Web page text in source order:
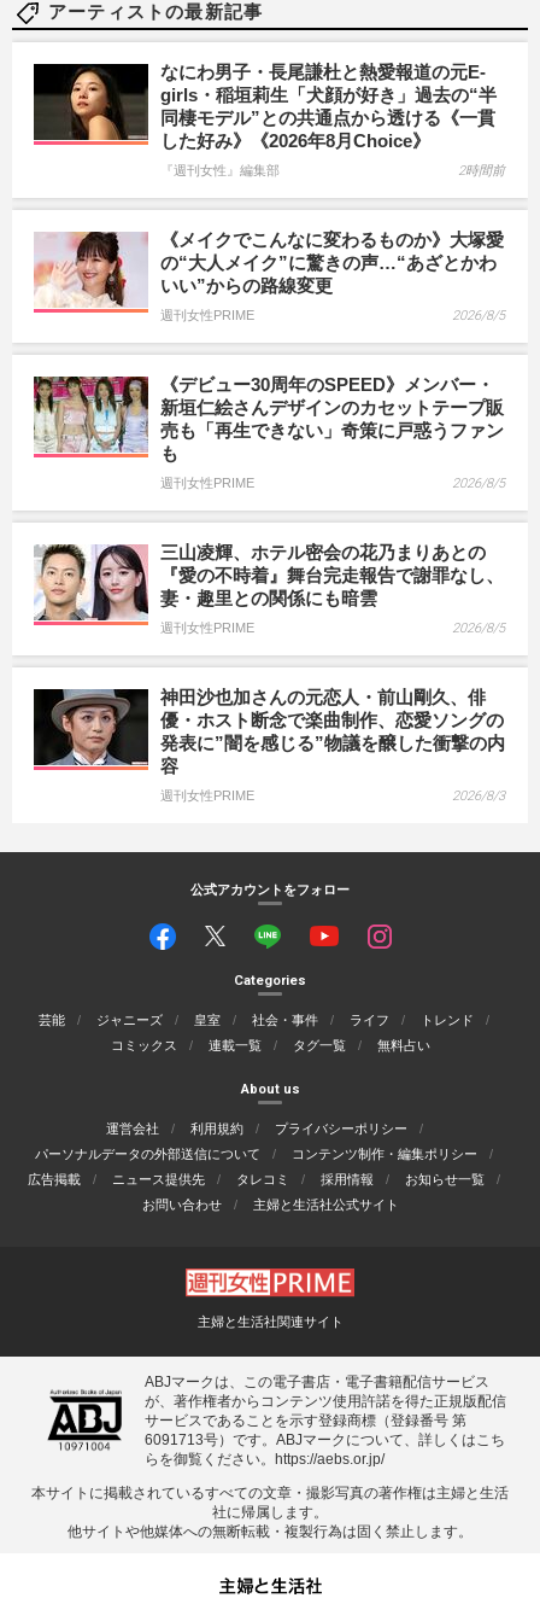
アーティストの最新記事
なにわ男子・長尾謙杜と熱愛報道の元E-
girls・稲垣莉生「犬顔が好き」過去の“半
同棲モデル”との共通点から透ける《一貫
した好み》《2026年8月Choice》
『週刊女性』編集部 2時間前
《メイクでこんなに変わるものか》大塚愛
の“大人メイク”に驚きの声…“あざとかわ
いい”からの路線変更
週刊女性PRIME 2026/8/5
《デビュー30周年のSPEED》メンバー・
新垣仁絵さんデザインのカセットテープ販
売も「再生できない」奇策に戸惑うファン
も
週刊女性PRIME 2026/8/5
三山凌輝、ホテル密会の花乃まりあとの
『愛の不時着』舞台完走報告で謝罪なし、
妻・趣里との関係にも暗雲
週刊女性PRIME 2026/8/5
神田沙也加さんの元恋人・前山剛久、俳
優・ホスト断念で楽曲制作、恋愛ソングの
発表に”闇を感じる”物議を醸した衝撃の内
容
週刊女性PRIME 2026/8/3
公式アカウントをフォロー
Categories
芸能 ジャニーズ 皇室 社会・事件 ライフ
トレンド
コミックス
連載一覧 タグ一覧 無料占い
About us
運営会社 利用規約
プライバシーポリシー
パーソナルデータの外部送信について
コンテンツ制作・編集ポリシー
広告掲載
ニュース提供先 タレコミ 採用情報
お知らせ一覧
お問い合わせ
主婦と生活社公式サイト
主婦と生活社関連サイト
ABJマークは、この電子書店・電子書籍配信サービス
が、著作権者からコンテンツ使用許諾を得た正規版配信
サービスであることを示す登録商標（登録番号 第
6091713号）です。ABJマークについて、詳しくはこち
らを御覧ください。 https://aebs.or.jp/
本サイトに掲載されているすべての⽂章・撮影写真の著作権は主婦と⽣活
社に帰属します。
他サイトや他媒体への無断転載・複製⾏為は固く禁⽌します。